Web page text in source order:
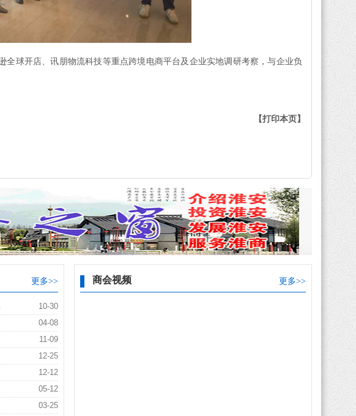
全球开店、讯朋物流科技等重点跨境电商平台及企业实地调研考察，与企业负
【打印本页】
更多>>
10-30
04-08
11-09
12-25
12-12
05-12
03-25
商会视频 更多>>